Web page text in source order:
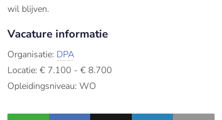
wil blijven.
Vacature informatie
Organisatie: DPA
Locatie: € 7.100 - € 8.700
Opleidingsniveau: WO